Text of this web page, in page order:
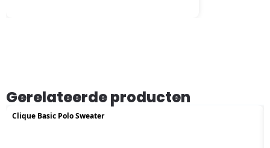
Gerelateerde producten
Clique Basic Polo Sweater